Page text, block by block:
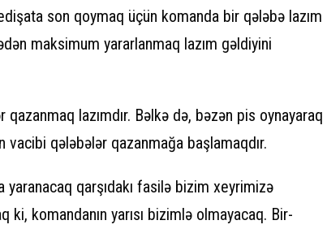
son qoymaq üçün komanda bir qələbə lazım
maksimum yararlanmaq lazım gəldiyini
qazanmaq lazımdır. Bəlkə də, bəzən pis oynayaraq
qələbələr qazanmağa başlamaqdır.
qarşıdakı fasilə bizim xeyrimizə
ki, komandanın yarısı bizimlə olmayacaq. Bir-